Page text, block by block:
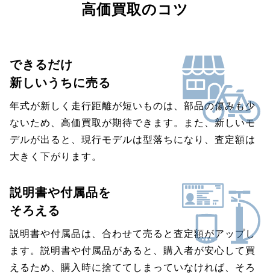
高価買取のコツ
できるだけ
新しいうちに売る
年式が新しく走行距離が短いものは、部品の傷みも少
ないため、高価買取が期待できます。また、新しいモ
デルが出ると、現行モデルは型落ちになり、査定額は
大きく下がります。
説明書や付属品を
そろえる
説明書や付属品は、合わせて売ると査定額がアップし
ます。説明書や付属品があると、購入者が安心して買
えるため、購入時に捨ててしまっていなければ、そろ